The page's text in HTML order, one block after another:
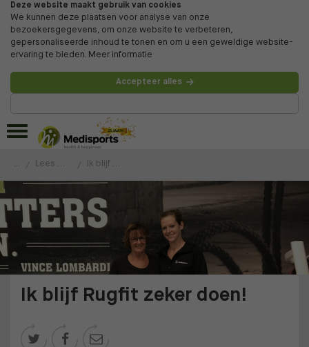
Deze website maakt gebruik van cookies
We kunnen deze plaatsen voor analyse van onze
bezoekersgegevens, om onze website te verbeteren,
gepersonaliseerde inhoud te tonen en om u een geweldige website-
ervaring te bieden. Meer informatie
Accepteer alles
... Lees de ervaringen van onze klanten Ik blijf Rugfit zeker doen!
Ik blijf Rugfit zeker doen!
  